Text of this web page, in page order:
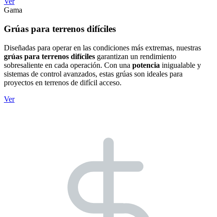
Gama
Grúas para terrenos difíciles
Diseñadas para operar en las condiciones más extremas, nuestras
grúas para terrenos difíciles garantizan un rendimiento
sobresaliente en cada operación. Con una potencia inigualable y
sistemas de control avanzados, estas grúas son ideales para
proyectos en terrenos de difícil acceso.
Ver